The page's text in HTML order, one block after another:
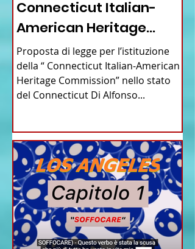
Connecticut Italian-
American Heritage
Commission” nello stato
del Connecticut
Proposta di legge per l’istituzione
della “ Connecticut Italian-American
Heritage Commission” nello stato
del Connecticut Di Alfonso...